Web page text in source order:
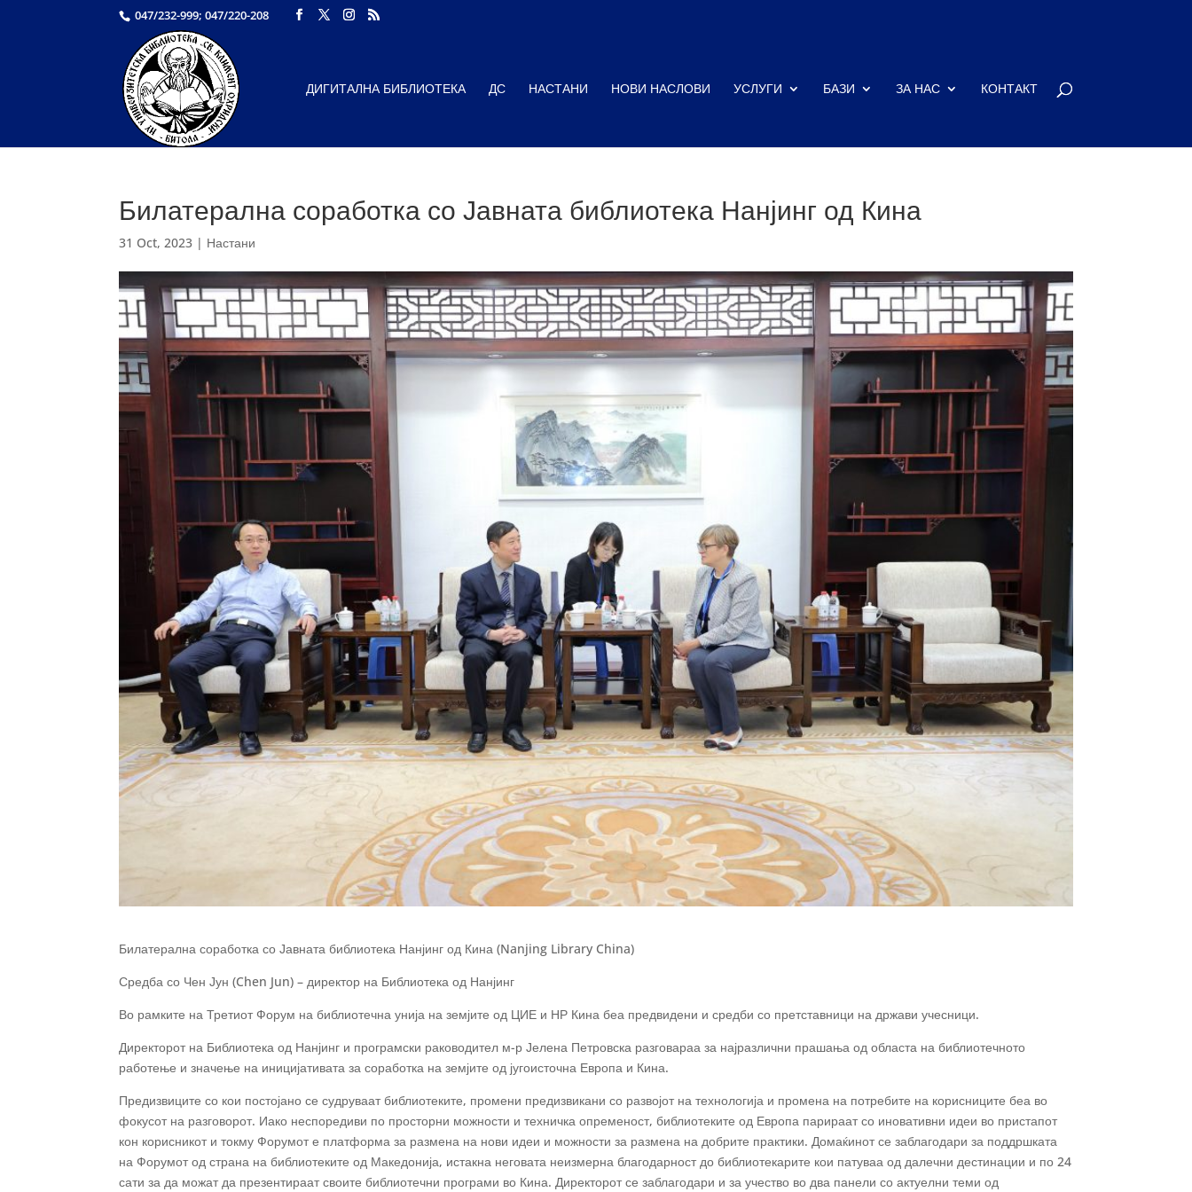
047/232-999; 047/220-208
ДИГИТАЛНА БИБЛИОТЕКА ДС НАСТАНИ НОВИ НАСЛОВИ УСЛУГИ БАЗИ ЗА НАС КОНТАКТ
Билатерална соработка со Јавната библиотека Нанјинг од Кина
31 Oct, 2023 | Настани
Билатерална соработка со Јавната библиотека Нанјинг од Кина (Nanjing Library China)
Средба со Чен Јун (Chen Jun) – директор на Библиотека од Нанјинг
Во рамките на Третиот Форум на библиотечна унија на земјите од ЦИЕ и НР Кина беа предвидени и средби со претставници на држави учесници.
Директорот на Библиотека од Нанјинг и програмски раководител м-р Јелена Петровска разговараа за најразлични прашања од областа на библиотечното
работење и значење на иницијативата за соработка на земјите од југоисточна Европа и Кина.
Предизвиците со кои постојано се судруваат библиотеките, промени предизвикани со развојот на технологија и промена на потребите на корисниците беа во
фокусот на разговорот. Иако неспоредиви по просторни можности и техничка опременост, библиотеките од Европа парираат со иновативни идеи во пристапот
кон корисникот и токму Форумот е платформа за размена на нови идеи и можности за размена на добрите практики. Домаќинот се заблагодари за поддршката
на Форумот од страна на библиотеките од Македонија, истакна неговата неизмерна благодарност до библиотекарите кои патуваа од далечни дестинации и по 24
сати за да можат да презентираат своите библиотечни програми во Кина. Директорот се заблагодари и за учество во два панели со актуелни теми од